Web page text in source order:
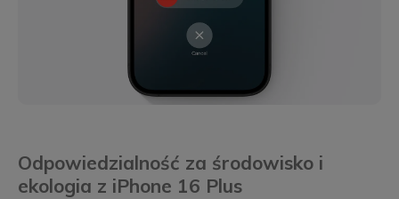
Odpowiedzialność za środowisko i
ekologia z iPhone 16 Plus